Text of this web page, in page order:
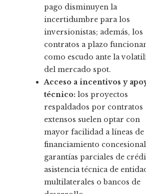
pago disminuyen la
incertidumbre para los
inversionistas; además, los
contratos a plazo
como escudo ante la
del mercado spot.
Acceso a incentivos y
técnico: los proyectos
respaldados por contratos
extensos suelen optar con
mayor facilidad a líneas de
financiamiento
garantías parciales de
asistencia técnica de
multilaterales o bancos de